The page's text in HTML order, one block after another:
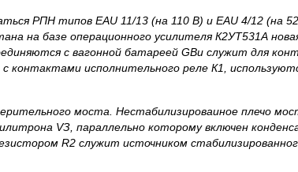
РПН типов EAU 11/13 (на 110 В) и EAU 4/12 (на
на базе операционного усилителя К2УТ531А
с вагонной батареей GBи служит для
с контактами исполнительного реле К1,
моста. Нестабилизироваиное плечо
VЗ, параллельно которому включен кон­
R2 служит источником стабилизиро­